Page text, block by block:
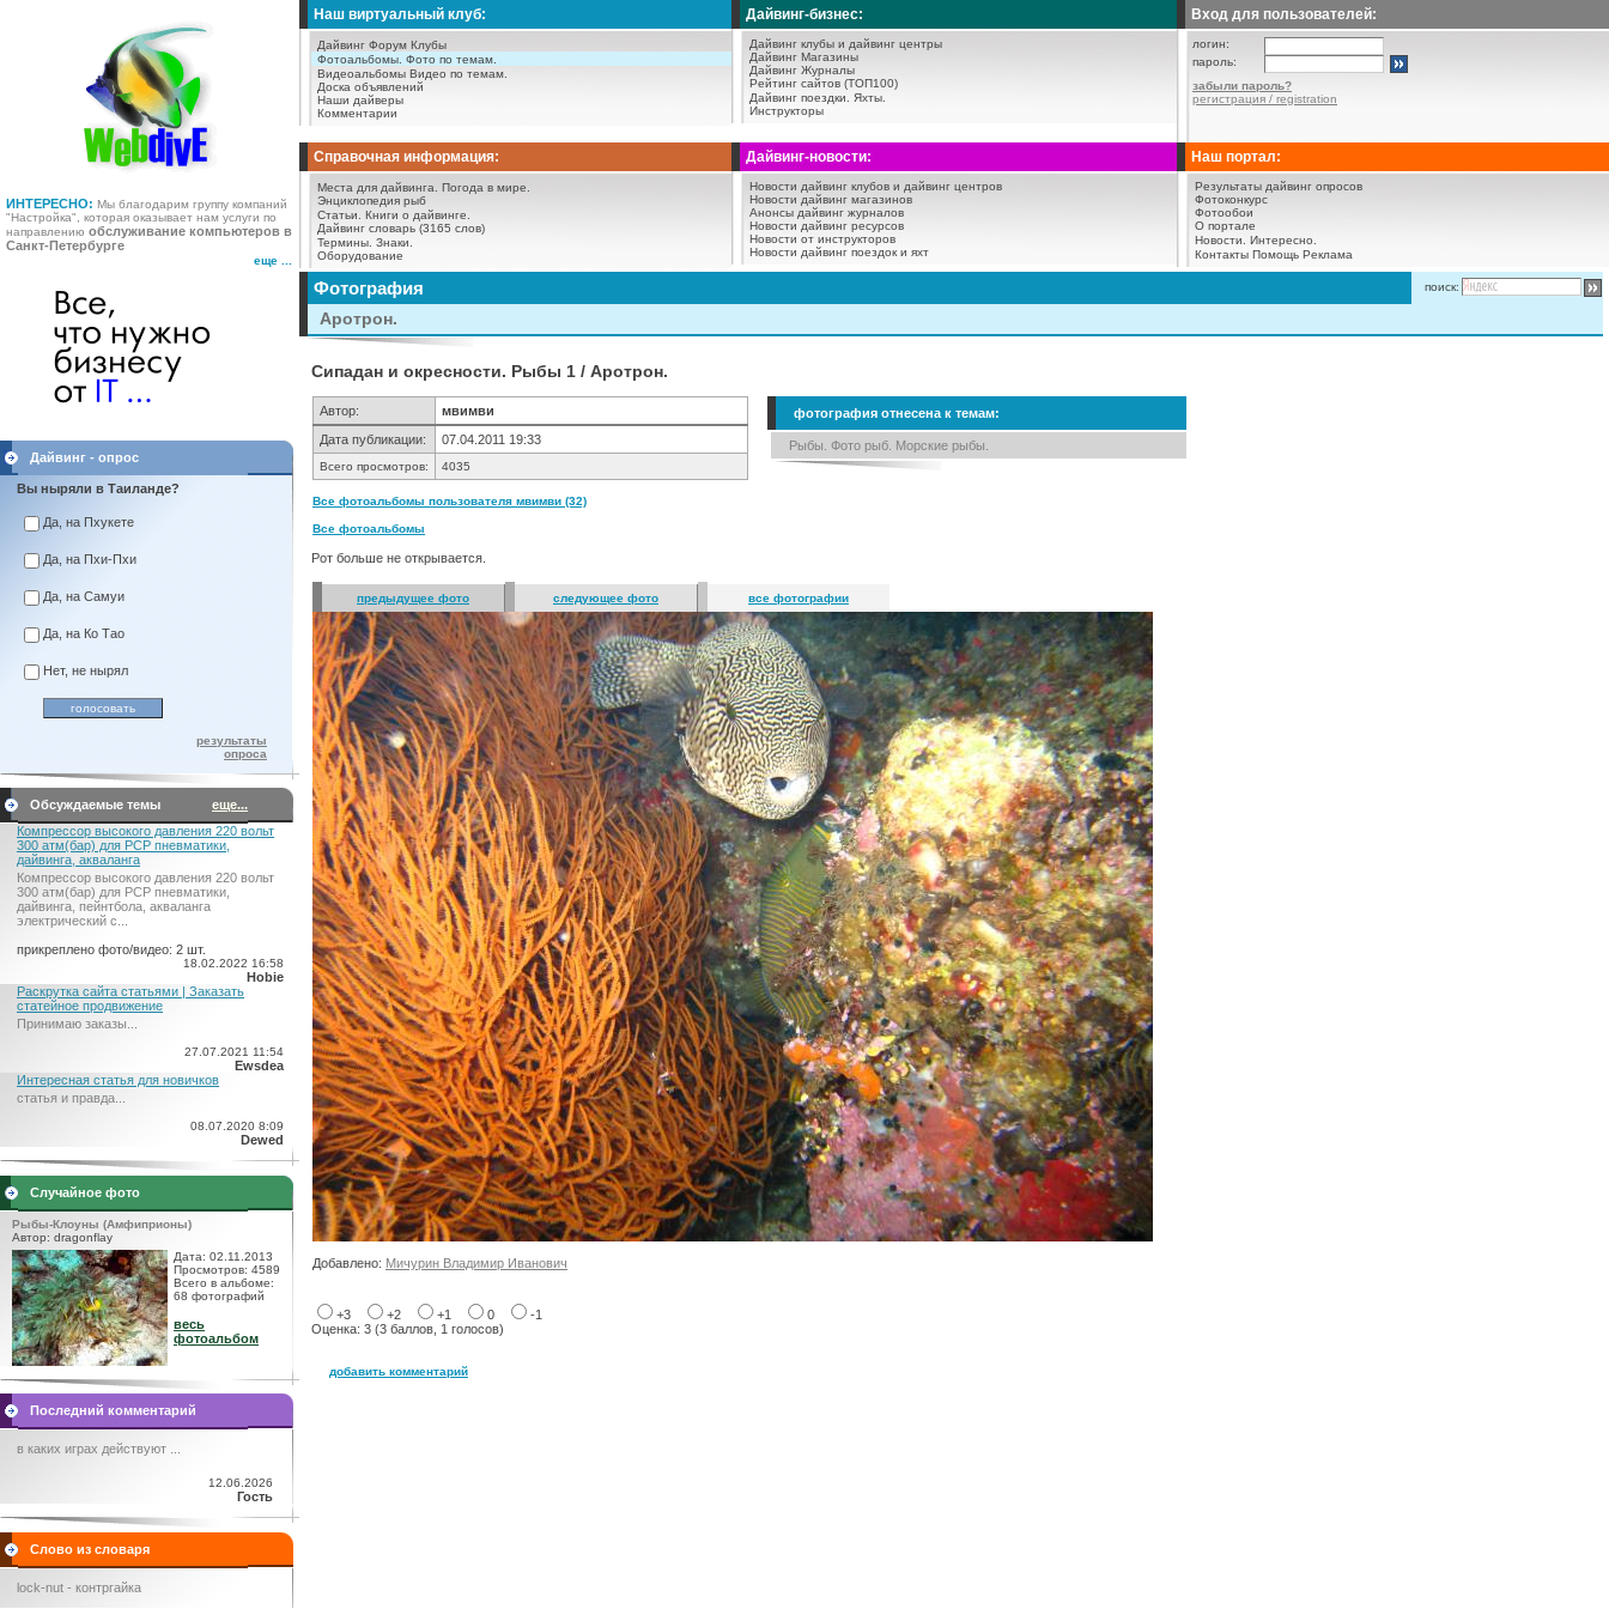
ИНТЕРЕСНО: Мы благодарим группу компаний
"Настройка", которая оказывает нам услуги по
направлению обслуживание компьютеров в
Санкт-Петербурге
еще ...
Наш виртуальный клуб:
Дайвинг Форум Клубы
Фотоальбомы. Фото по темам.
Видеоальбомы Видео по темам.
Доска объявлений
Наши дайверы
Комментарии
Дайвинг-бизнес:
Дайвинг клубы и дайвинг центры
Дайвинг Магазины
Дайвинг Журналы
Рейтинг сайтов (ТОП100)
Дайвинг поездки.
Яхты.
Инструкторы
Вход для пользователей:
логин:
пароль:
забыли пароль?
регистрация / registration
Справочная информация:
Места для дайвинга.
Погода в мире.
Энциклопедия рыб
Статьи.
Книги о дайвинге.
Дайвинг словарь (3165 слов)
Термины. Знаки.
Оборудование
Дайвинг-новости:
Новости дайвинг клубов и дайвинг центров
Новости дайвинг магазинов
Анонсы дайвинг журналов
Новости дайвинг ресурсов
Новости от инструкторов
Новости дайвинг поездок и яхт
Наш портал:
Результаты дайвинг опросов
Фотоконкурс
Фотообои
О портале
Новости.
Интересно.
Контакты Помощь Реклама
Дайвинг - опрос
Вы ныряли в Таиланде?
Да, на Пхукете
Да, на Пхи-Пхи
Да, на Самуи
Да, на Ко Тао
Нет, не нырял
результаты
опроса
Обсуждаемые темы
еще...
Компрессор высокого давления 220 вольт
300 атм(бар) для PCP пневматики,
дайвинга, акваланга
Компрессор высокого давления 220 вольт
300 атм(бар) для PCP пневматики,
дайвинга, пейнтбола, акваланга
электрический c...
прикреплено фото/видео: 2 шт.
18.02.2022 16:58
Hobie
Раскрутка сайта статьями | Заказать
статейное продвижение
Принимаю заказы...
27.07.2021 11:54
Ewsdea
Интересная статья для новичков
статья и правда...
08.07.2020 8:09
Dewed
Случайное фото
Рыбы-Клоуны (Амфиприоны)
Автор: dragonflay
Дата: 02.11.2013
Просмотров: 4589
Всего в альбоме:
68 фотографий
весь
фотоальбом
Последний комментарий
в каких играх действуют ...
12.06.2026
Гость
Слово из словаря
lock-nut - контргайка
Фотография поиск:
Аротрон.
Сипадан и окресности. Рыбы 1 / Аротрон.
Автор:
мвимви
Дата публикации:
07.04.2011 19:33
Всего просмотров: 4035
Все фотоальбомы пользователя мвимви (32)
Все фотоальбомы
фотография отнесена к темам:
Рыбы. Фото рыб. Морские рыбы.
Рот больше не открывается.
предыдущее фото следующее фото все фотографии
Добавлено: Мичурин Владимир Иванович
+3 +2 +1 0
-1
Оценка: 3 (3 баллов, 1 голосов)
добавить комментарий